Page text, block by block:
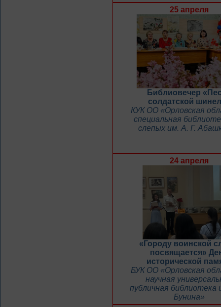
25 апреля
Библиовечер
солдатской
КУК ОО «Орловская
специальная
слепых им. А. Г.
24 апреля
«Городу воинской
посвящается»
исторической
БУК ОО «Орловская
научная
публичная библиотека
Бунина»